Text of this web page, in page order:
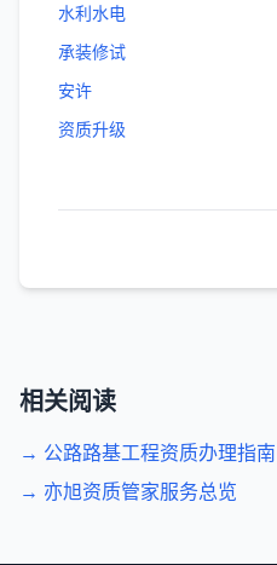
水利水电
承装修试
安许
资质升级
相关阅读
→ 公路路基工程资质办理指南
→ 亦旭资质管家服务总览